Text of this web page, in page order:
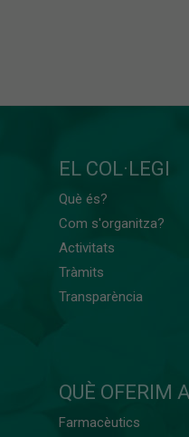
EL COL·LEGI
Què és?
Com s'organitza?
Activitats
Tràmits
Transparència
QUÈ OFERIM
Farmacèutics